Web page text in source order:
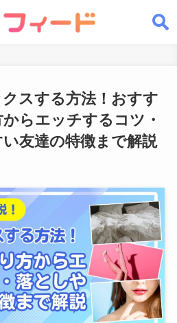
スする方法！おすす
らエッチするコツ・
友達の特徴まで解説